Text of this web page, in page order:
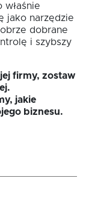
właśnie
jako narzędzie
dobrane
i szybszy
firmy, zostaw
jakie
biznesu.